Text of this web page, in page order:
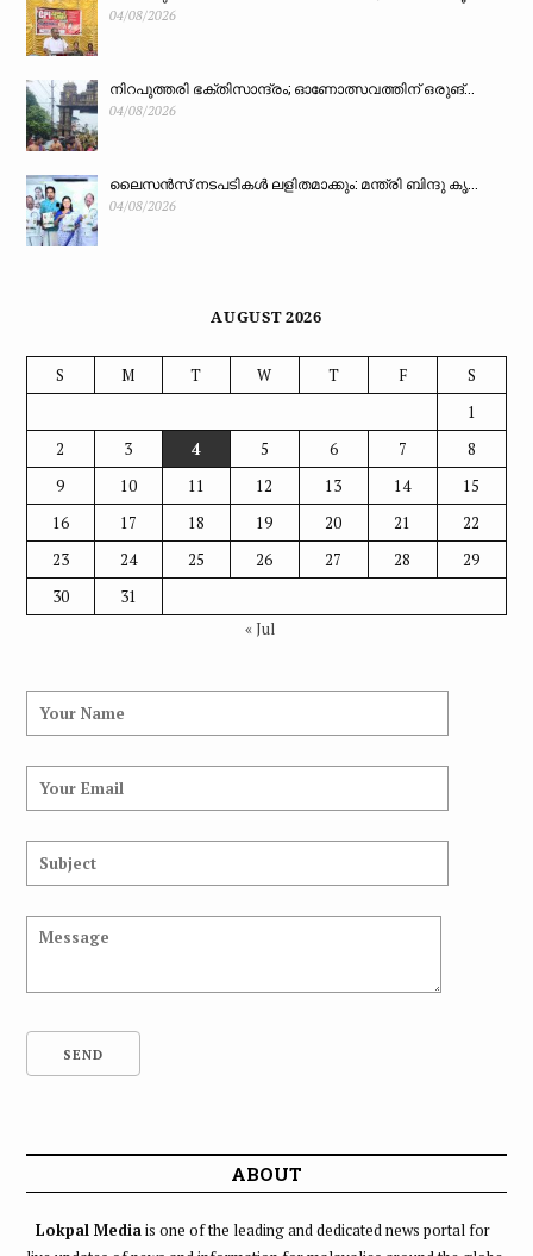
04/08/2026
നിറപുത്തരി ഭക്തിസാന്ദ്രം; ഓണോത്സവത്തിന് ഒരുങ്...
04/08/2026
ലൈസൻസ് നടപടികൾ ലളിതമാക്കും: മന്ത്രി ബിന്ദു കൃ...
04/08/2026
AUGUST 2026
S M T W T F
S
1
2
3 4 5 6 7
8
9
10 11 12 13 14
15
16
17 18 19 20 21
22
23
24 25 26 27 28
29
30
31
« Jul
ABOUT
Lokpal Mediais one of the leading and dedicated news portal for